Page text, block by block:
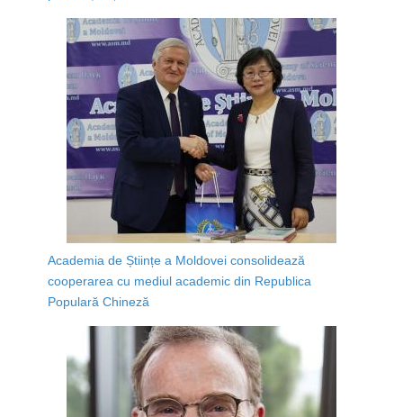
Academia de Științe a Moldovei consolidează
cooperarea cu mediul academic din Republica
Populară Chineză